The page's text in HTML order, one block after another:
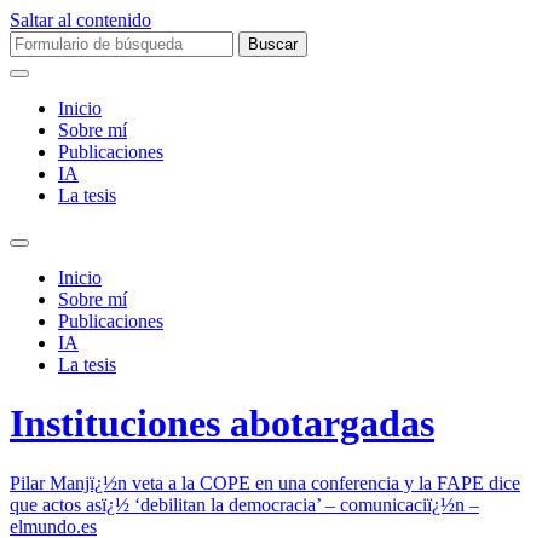
Saltar al contenido
Buscar:
Inicio
Sobre mí­
Publicaciones
IA
La tesis
Alternar
campo
búsqueda
Inicio
Sobre mí­
Publicaciones
IA
La tesis
Instituciones abotargadas
Pilar Manjï¿½n veta a la COPE en una conferencia y la FAPE dice
que actos asï¿½ ‘debilitan la democracia’ – comunicaciï¿½n –
elmundo.es